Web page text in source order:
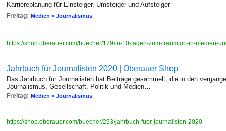
Karriereplanung für Einsteiger, Umsteiger und Aufsteiger
Freitag: Medien > Journalismus
https://shop.oberauer.com/buecher/179/in-10-tagen-zum-traumjob-in-medien-
Jahrbuch für Journalisten 2020 | Oberauer Shop
Das Jahrbuch für Journalisten hat Beiträge gesammelt, die in den
Journalismus, Gesellschaft, Politik und Medien…
Freitag: Medien > Journalismus
https://shop.oberauer.com/buecher/293/jahrbuch-fuer-journalisten-2020